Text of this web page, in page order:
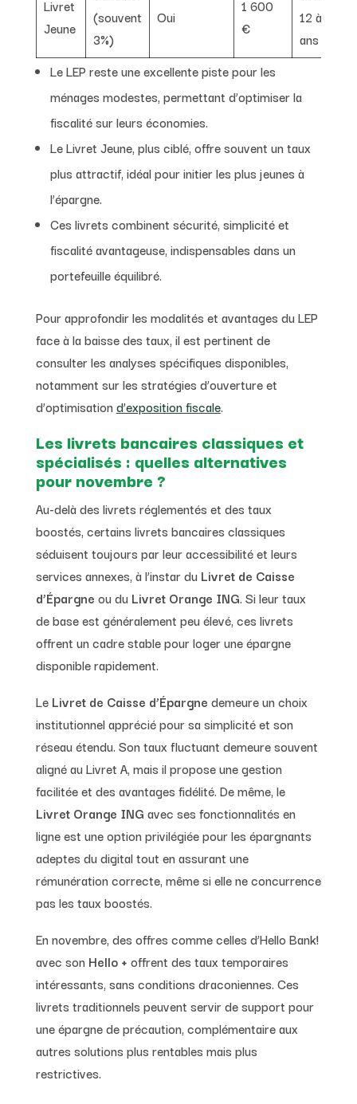
Livret
Jeune
(souvent
3%)
Oui
1 600
€
12 à 25
ans
Le LEP reste une excellente piste pour les
ménages modestes, permettant d’optimiser la
fiscalité sur leurs économies.
Le Livret Jeune, plus ciblé, offre souvent un taux
plus attractif, idéal pour initier les plus jeunes à
l’épargne.
Ces livrets combinent sécurité, simplicité et
fiscalité avantageuse, indispensables dans un
portefeuille équilibré.
Pour approfondir les modalités et avantages du LEP
face à la baisse des taux, il est pertinent de
consulter les analyses spécifiques disponibles,
notamment sur les stratégies d’ouverture et
d’optimisation d’exposition fiscale.
Les livrets bancaires classiques et
spécialisés : quelles alternatives
pour novembre ?
Au-delà des livrets réglementés et des taux
boostés, certains livrets bancaires classiques
séduisent toujours par leur accessibilité et leurs
services annexes, à l’instar du Livret de Caisse
d’Épargne ou du Livret Orange ING. Si leur taux
de base est généralement peu élevé, ces livrets
offrent un cadre stable pour loger une épargne
disponible rapidement.
Le Livret de Caisse d’Épargne demeure un choix
institutionnel apprécié pour sa simplicité et son
réseau étendu. Son taux fluctuant demeure souvent
aligné au Livret A, mais il propose une gestion
facilitée et des avantages fidélité. De même, le
Livret Orange ING avec ses fonctionnalités en
ligne est une option privilégiée pour les épargnants
adeptes du digital tout en assurant une
rémunération correcte, même si elle ne concurrence
pas les taux boostés.
En novembre, des offres comme celles d’Hello Bank!
avec son Hello + offrent des taux temporaires
intéressants, sans conditions draconiennes. Ces
livrets traditionnels peuvent servir de support pour
une épargne de précaution, complémentaire aux
autres solutions plus rentables mais plus
restrictives.